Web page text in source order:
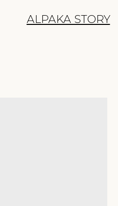
ALPAKA STORY